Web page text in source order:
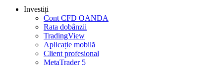
Investiți
Cont CFD OANDA
Rata dobânzii
TradingView
Aplicație mobilă
Client profesional
MetaTrader 5